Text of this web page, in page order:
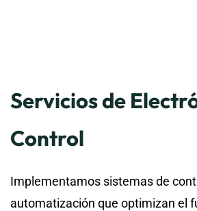
Servicios de
Control
Implementamos sistemas de
automatización que optimizan el